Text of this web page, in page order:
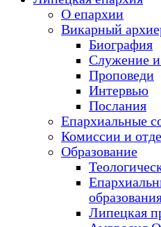
О епархии
Викарный
Биография
Служение и
Проповеди
Интервью
Послания
Епархиальные
Комиссии и
Образование
Липецкая